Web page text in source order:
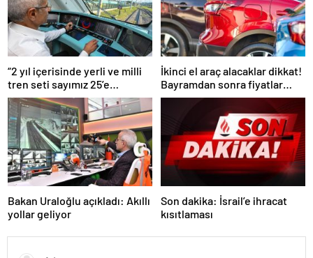
“2 yıl içerisinde yerli ve milli
tren seti sayımız 25’e
ulaşacak”
İkinci el araç alacaklar dikkat!
Bayramdan sonra fiyatlar
artacak mı? İşte cevabı…
Bakan Uraloğlu açıkladı: Akıllı
yollar geliyor
Son dakika: İsrail’e ihracat
kısıtlaması